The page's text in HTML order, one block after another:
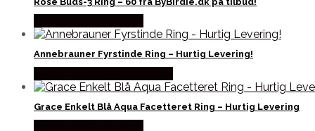
Annebrauner Fyrstinde Ring – Hurtig Levering!
Grace Enkelt Blå Aqua Facetteret Ring – Hurtig Levering